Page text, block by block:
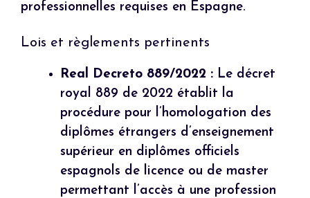
professionnelles requises en Espagne.
Lois et règlements pertinents
Real Decreto 889/2022 : Le décret
royal 889 de 2022 établit la
procédure pour l’homologation des
diplômes étrangers d’enseignement
supérieur en diplômes officiels
espagnols de licence ou de master
permettant l’accès à une profession